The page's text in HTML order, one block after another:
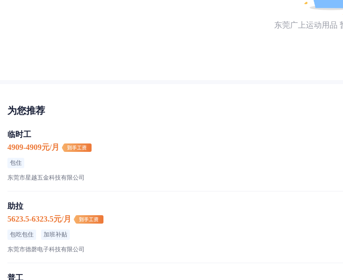
东莞广上运动用品
为您推荐
临时工
4909-4909元/月
包住
东莞市星越五金科技有限公司
助拉
5623.5-6323.5元/月
包吃包住 加班补贴
东莞市德磬电子科技有限公司
普工